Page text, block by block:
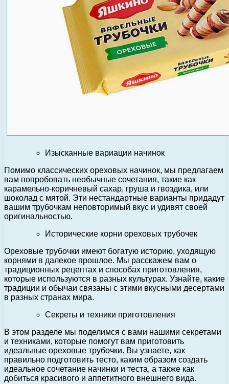
Изысканные вариации начинок
Помимо классических ореховых начинок, мы предлагаем
вам попробовать необычные сочетания, такие как
карамельно-коричневый сахар, груша и гвоздика, или
шоколад с мятой. Эти нестандартные варианты придадут
вашим трубочкам неповторимый вкус и удивят своей
оригинальностью.
Исторические корни ореховых трубочек
Ореховые трубочки имеют богатую историю, уходящую
корнями в далекое прошлое. Мы расскажем вам о
традиционных рецептах и способах приготовления,
которые используются в разных культурах. Узнайте, какие
традиции и обычаи связаны с этими вкусными десертами
в разных странах мира.
Секреты и техники приготовления
В этом разделе мы поделимся с вами нашими секретами
и техниками, которые помогут вам приготовить
идеальные ореховые трубочки. Вы узнаете, как
правильно подготовить тесто, каким образом создать
идеальное сочетание начинки и теста, а также как
добиться красивого и аппетитного внешнего вида.